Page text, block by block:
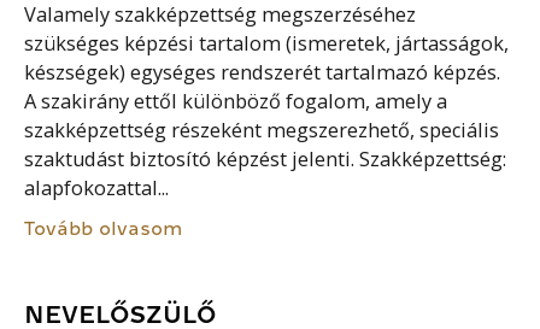
Valamely szakképzettség megszerzéséhez
szükséges képzési tartalom (ismeretek, jártasságok,
készségek) egységes rendszerét tartalmazó képzés.
A szakirány ettől különböző fogalom, amely a
szakképzettség részeként megszerezhető, speciális
szaktudást biztosító képzést jelenti. Szakképzettség:
alapfokozattal...
Tovább olvasom
NEVELŐSZÜLŐ